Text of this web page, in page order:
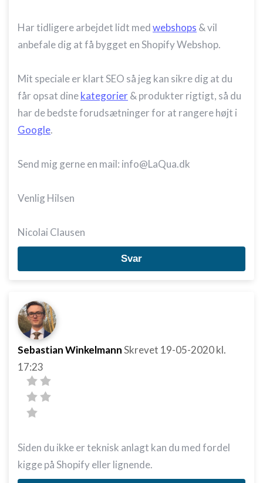
Har tidligere arbejdet lidt medwebshops & vil
anbefale dig at få bygget en Shopify Webshop.
Mit speciale er klart SEO så jeg kan sikre dig at du
får opsat dinekategorier& produkter rigtigt, så du
har de bedste forudsætninger for at rangere højt i
Google.
Send mig gerne en mail: info@LaQua.dk
Venlig Hilsen
Nicolai Clausen
Svar
Sebastian WinkelmannSkrevet 19-05-2020kl.
17:23
Siden du ikke er teknisk anlagt kan du med fordel
kigge på Shopify eller lignende.